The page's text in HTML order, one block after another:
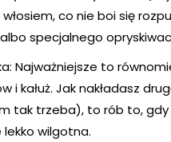
co nie boi się
specjalnego
Najważniejsze to
i kałuż. Jak nakładasz
tak trzeba), to rób to, gdy
lekko wilgotna.